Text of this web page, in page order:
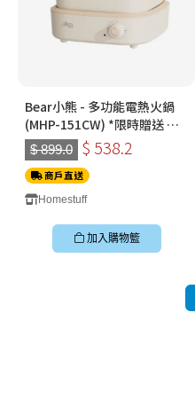
Bear小熊 - 多功能電熱火鍋
(MHP-151CW) *限時贈送 天
然鳳梨洗潔精
$ 899.0 $ 538.2
商戶直送
Homestuff
加入購物籃